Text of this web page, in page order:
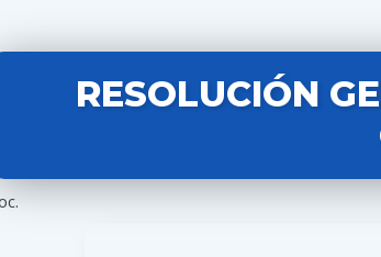
RESOLUCIÓN